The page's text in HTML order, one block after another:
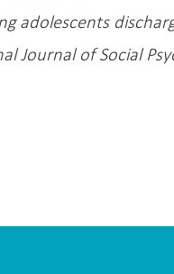
adolescents
of Social